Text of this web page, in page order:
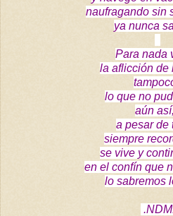
naufragando sin
ya nunca
Para nada
la aflicción de
lo que no
aún
a pesar de
siempre
se vive y
en el confín que
lo sabremos